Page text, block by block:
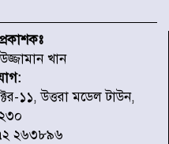
চান মিয়া ব্যাপারীর
হাওয়াসহ বজ্রবৃষ্টির
খান
১১, উত্তরা মডেল টাউন,
২৬৩৮৯৬